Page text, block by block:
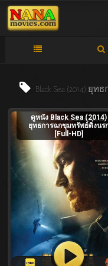
Black Sea (2014)
ดูหนัง Black Sea (2014)
ยุทธการฉกขุมทรัพย์ดิ่งนร
[Full-HD]